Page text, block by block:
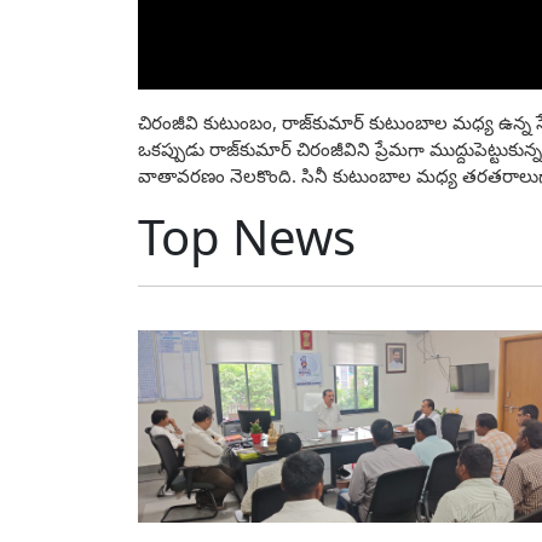
చిరంజీవి కుటుంబం, రాజ్‌కుమార్ కుటుంబాల మధ్య
ఒకప్పుడు రాజ్‌కుమార్ చిరంజీవిని ప్రేమగా
వాతావరణం నెలకొంది. సినీ కుటుంబాల మధ్య
Top News